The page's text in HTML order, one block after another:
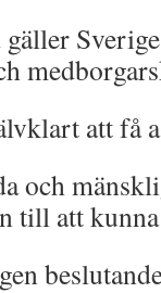
att få
och
till att